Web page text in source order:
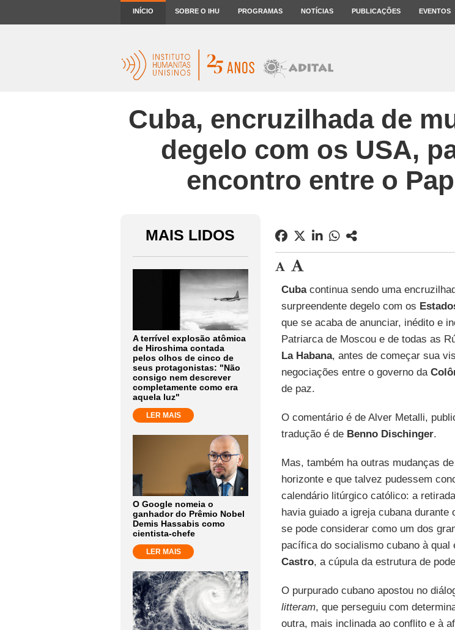
INÍCIO SOBRE O IHU PROGRAMAS NOTÍCIAS PUBLICAÇÕES EVENTOS
Cuba, encruzilhada de
degelo com os USA,
encontro entre o
MAIS LIDOS
A terrível explosão atômica
de Hiroshima contada
pelos olhos de cinco de
seus protagonistas: "Não
consigo nem descrever
completamente como era
aquela luz"
LER MAIS
O Google nomeia o
ganhador do Prêmio Nobel
Demis Hassabis como
cientista-chefe
LER MAIS
Cubacontinua sendo uma
surpreendente degelo com os
que se acaba de anunciar, inédito e
Patriarca de Moscou e de todas as
La Habana, antes de começar sua
negociações entre o governo da
de paz.
O comentário é de Alver Metalli,
tradução é de Benno Dischinger.
Mas, também ha outras mudanças
horizonte e que talvez pudessem
calendário litúrgico católico: a
havia guiado a igreja cubana
se pode considerar como um dos
pacífica do socialismo cubano à
Castro, a cúpula da estrutura de
O purpurado cubano apostou no
litteram, que perseguiu com
outra, mais inclinada ao conflito e à